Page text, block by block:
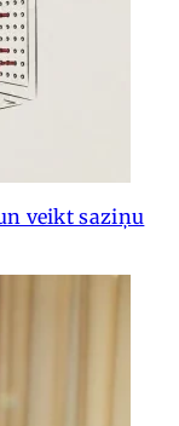
veikt saziņu